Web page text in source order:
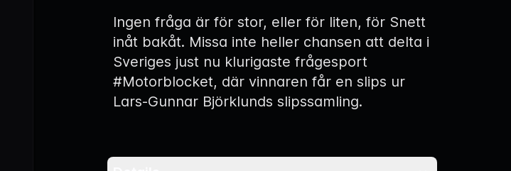
Ingen fråga är för stor, eller för liten, för Snett
inåt bakåt. Missa inte heller chansen att delta i
Sveriges just nu klurigaste frågesport
#Motorblocket, där vinnaren får en slips ur
Lars-Gunnar Björklunds slipssamling.